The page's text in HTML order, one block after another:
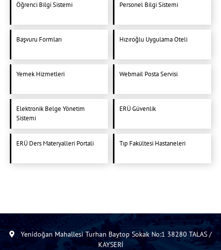
Öğrenci Bilgi Sistemi Personel Bilgi Sistemi
Başvuru Formları Hızıroğlu Uygulama Oteli
Yemek Hizmetleri Webmail Posta Servisi
Elektronik Belge Yönetim
Sistemi
ERÜ Güvenlik
ERÜ Ders Materyalleri Portali Tıp Fakültesi Hastaneleri
Yenidoğan Mahallesi Turhan Baytop Sokak No:1 38280 TALAS /
KAYSERİ